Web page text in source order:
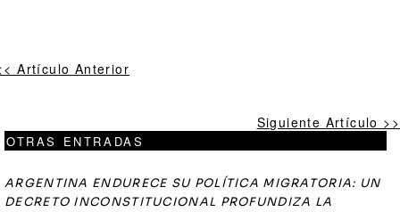
Artículo Anterior
Siguiente Artículo >>
OTRAS ENTRADAS
ARGENTINA ENDURECE SU POLÍTICA MIGRATORIA: UN
DECRETO INCONSTITUCIONAL PROFUNDIZA LA